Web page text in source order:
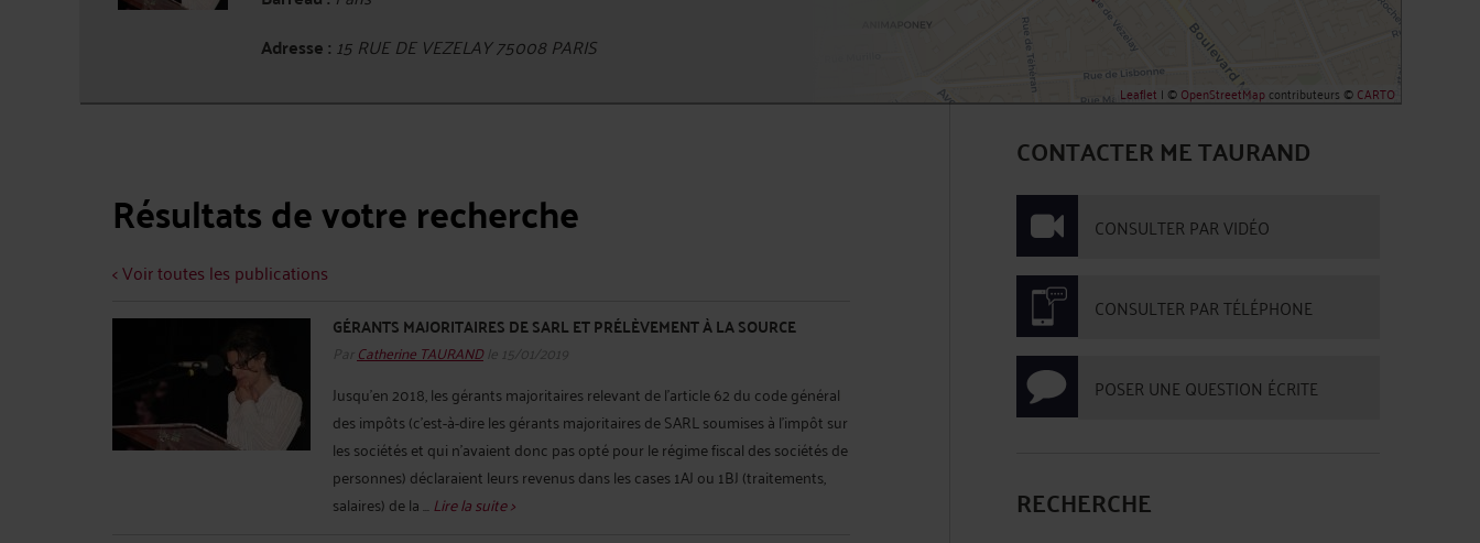
Adresse : 15 RUE DE VEZELAY 75008 PARIS
Leaflet | ©OpenStreetMapcontributeurs ©CARTO
Résultats de votre recherche
< Voir toutes les publications
GÉRANTS MAJORITAIRES DE SARL ET PRÉLÈVEMENT À LA SOURCE
Par Catherine TAURANDle 15/01/2019
Jusqu’en 2018, les gérants majoritaires relevant de l’article 62 du code général
des impôts (c’est-à-dire les gérants majoritaires de SARL soumises à l'impôt sur
les sociétés et qui n'avaient donc pas opté pour le régime fiscal des sociétés de
personnes) déclaraient leurs revenus dans les cases 1AJ ou 1BJ (traitements,
salaires) de la ...Lire la suite >
CONTACTER ME TAURAND
CONSULTER PAR VIDÉO
CONSULTER PAR TÉLÉPHONE
POSER UNE QUESTION ÉCRITE
RECHERCHE